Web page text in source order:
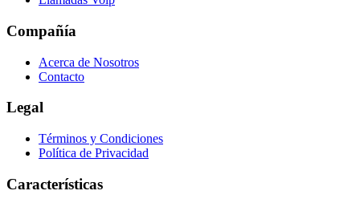
Compañía
Acerca de Nosotros
Contacto
Legal
Términos y Condiciones
Política de Privacidad
Características